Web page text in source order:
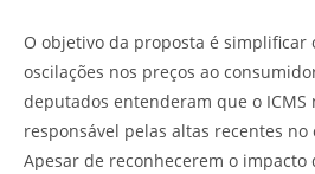
O objetivo da proposta é simplificar
oscilações nos preços ao
deputados entenderam que o ICMS
responsável pelas altas recentes
Apesar de reconhecerem o